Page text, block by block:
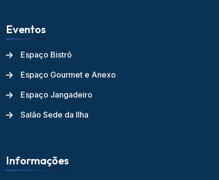
Eventos
Espaço Bistrô
Espaço Gourmet e Anexo
Espaço Jangadeiro
Salão Sede da Ilha
Informações